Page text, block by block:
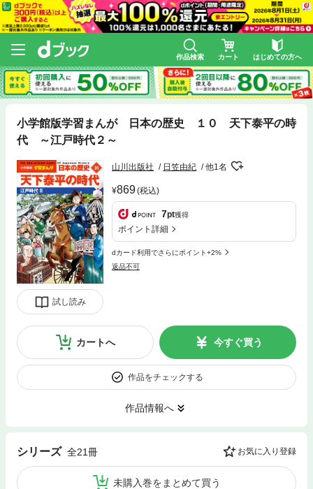
作品検索 カート はじめての方へ
小学館版学習まんが 日本の歴史 １０ 天下泰平の時
代 ～江戸時代２～
試し読み
山川出版社 日笠由紀 他1名
869(税込)
7pt獲得
ポイント詳細
dカード利用でさらにポイント+2%
返品不可
カートへ 今すぐ買う
作品をチェックする
作品情報へ
シリーズ 全21冊 お気に入り登録
未購入巻をまとめて買う